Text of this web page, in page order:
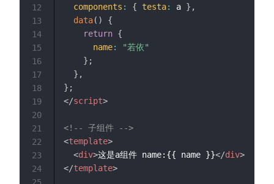
components : { testa: a } ,
data( )
{
return {
name:
"若依"
} ;
} ,
} ;
</script>
<!-- 子组件 -->
<template>
<div>这是a组件 name:{{ name }}</div>
</template>
12
13
14
15
16
17
18
19
20
21
22
23
24